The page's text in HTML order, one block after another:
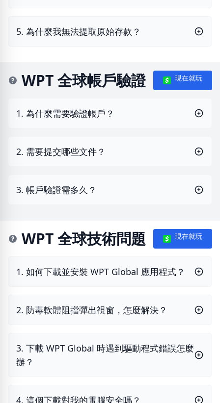
5. 為什麼我無法提取原始存款？
WPT 全球帳戶驗證 現在就玩
1. 為什麼需要驗證帳戶？
2. 需要提交哪些文件？
3. 帳戶驗證需多久？
WPT 全球技術問題 現在就玩
1. 如何下載並安裝 WPT Global 應用程式？
2. 防毒軟體阻擋彈出視窗，怎麼解決？
3. 下載 WPT Global 時遇到驅動程式錯誤怎麼
辦？
4. 這個下載對我的電腦安全嗎？